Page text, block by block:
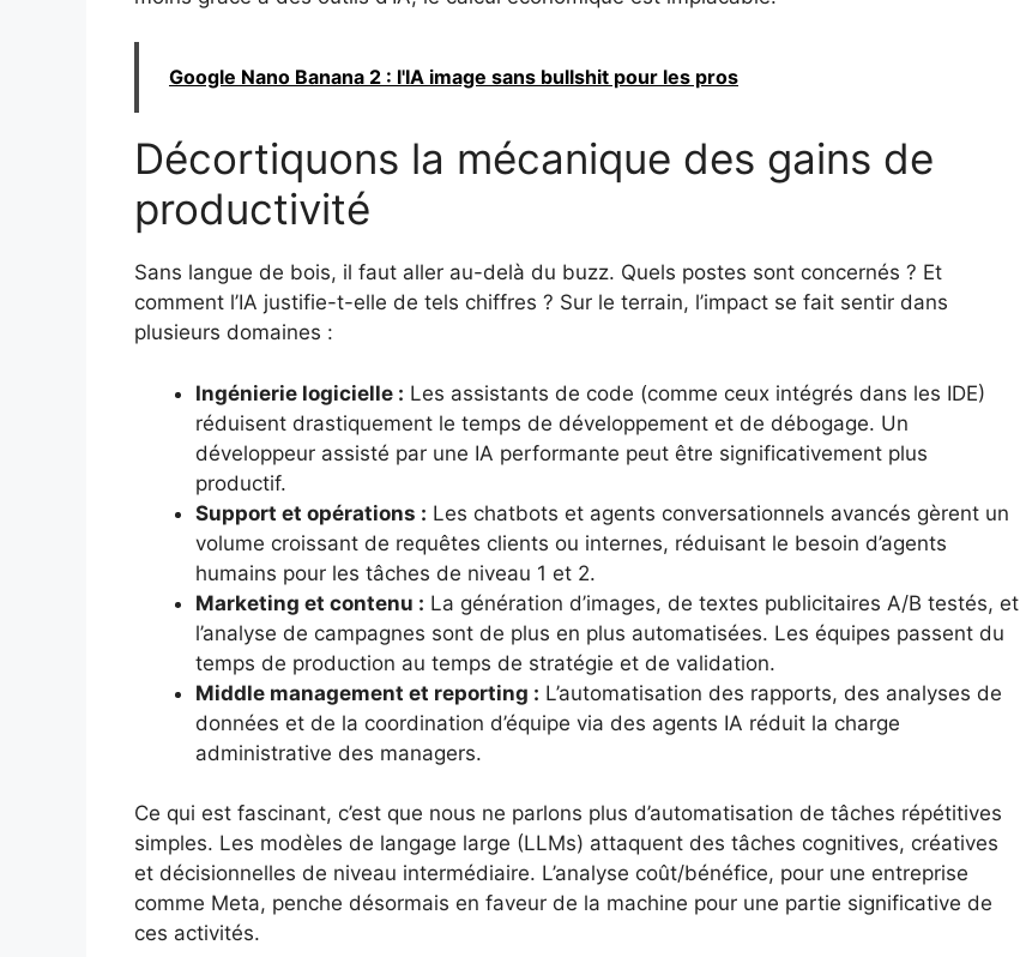
Google Nano Banana 2 : l'IA image sans bullshit pour les pros
Décortiquons la mécanique des gains de
productivité
Sans langue de bois, il faut aller au-delà du buzz. Quels postes sont concernés ? Et
comment l’IA justifie-t-elle de tels chiffres ? Sur le terrain, l’impact se fait sentir dans
plusieurs domaines :
Ingénierie logicielle : Les assistants de code (comme ceux intégrés dans les IDE)
réduisent drastiquement le temps de développement et de débogage. Un
développeur assisté par une IA performante peut être significativement plus
productif.
Support et opérations : Les chatbots et agents conversationnels avancés gèrent un
volume croissant de requêtes clients ou internes, réduisant le besoin d’agents
humains pour les tâches de niveau 1 et 2.
Marketing et contenu : La génération d’images, de textes publicitaires A/B testés, et
l’analyse de campagnes sont de plus en plus automatisées. Les équipes passent du
temps de production au temps de stratégie et de validation.
Middle management et reporting : L’automatisation des rapports, des analyses de
données et de la coordination d’équipe via des agents IA réduit la charge
administrative des managers.
Ce qui est fascinant, c’est que nous ne parlons plus d’automatisation de tâches répétitives
simples. Les modèles de langage large (LLMs) attaquent des tâches cognitives, créatives
et décisionnelles de niveau intermédiaire. L’analyse coût/bénéfice, pour une entreprise
comme Meta, penche désormais en faveur de la machine pour une partie significative de
ces activités.